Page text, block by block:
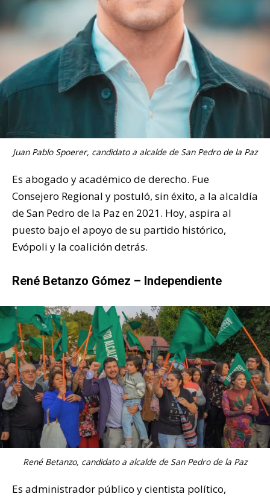
Juan Pablo Spoerer, candidato a alcalde de San Pedro de la Paz
Es abogado y académico de derecho. Fue
Consejero Regional y postuló, sin éxito, a la alcaldía
de San Pedro de la Paz en 2021. Hoy, aspira al
puesto bajo el apoyo de su partido histórico,
Evópoli y la coalición detrás.
René Betanzo Gómez – Independiente
René Betanzo, candidato a alcalde de San Pedro de la Paz
Es administrador público y cientista político,